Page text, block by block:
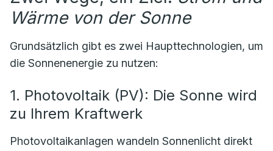
Wärme von der Sonne
Grundsätzlich gibt es zwei Haupttechnologien, um
die Sonnenenergie zu nutzen:
1. Photovoltaik (PV): Die Sonne wird
zu Ihrem Kraftwerk
Photovoltaikanlagen wandeln Sonnenlicht direkt